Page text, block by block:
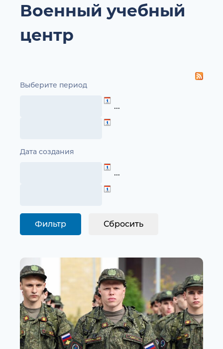
Военный учебный
центр
Выберите период
…
Дата создания
…